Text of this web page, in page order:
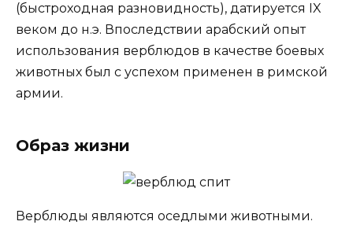
(быстроходная разновидность), датируется IX
веком до н.э. Впоследствии арабский опыт
использования верблюдов в качестве боевых
животных был с успехом применен в римской
армии.
Образ жизни
Верблюды являются оседлыми животными.